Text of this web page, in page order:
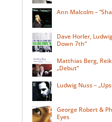
Ann Malcolm –
Dave Horler,
Down 7th“
Matthias Berg,
„Debut“
Ludwig Nuss –
George Robert &
Eyes